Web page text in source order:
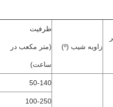
زاویه شیب (º)
ظرفیت
(متر مکعب در
ساعت)
50-140
100-250